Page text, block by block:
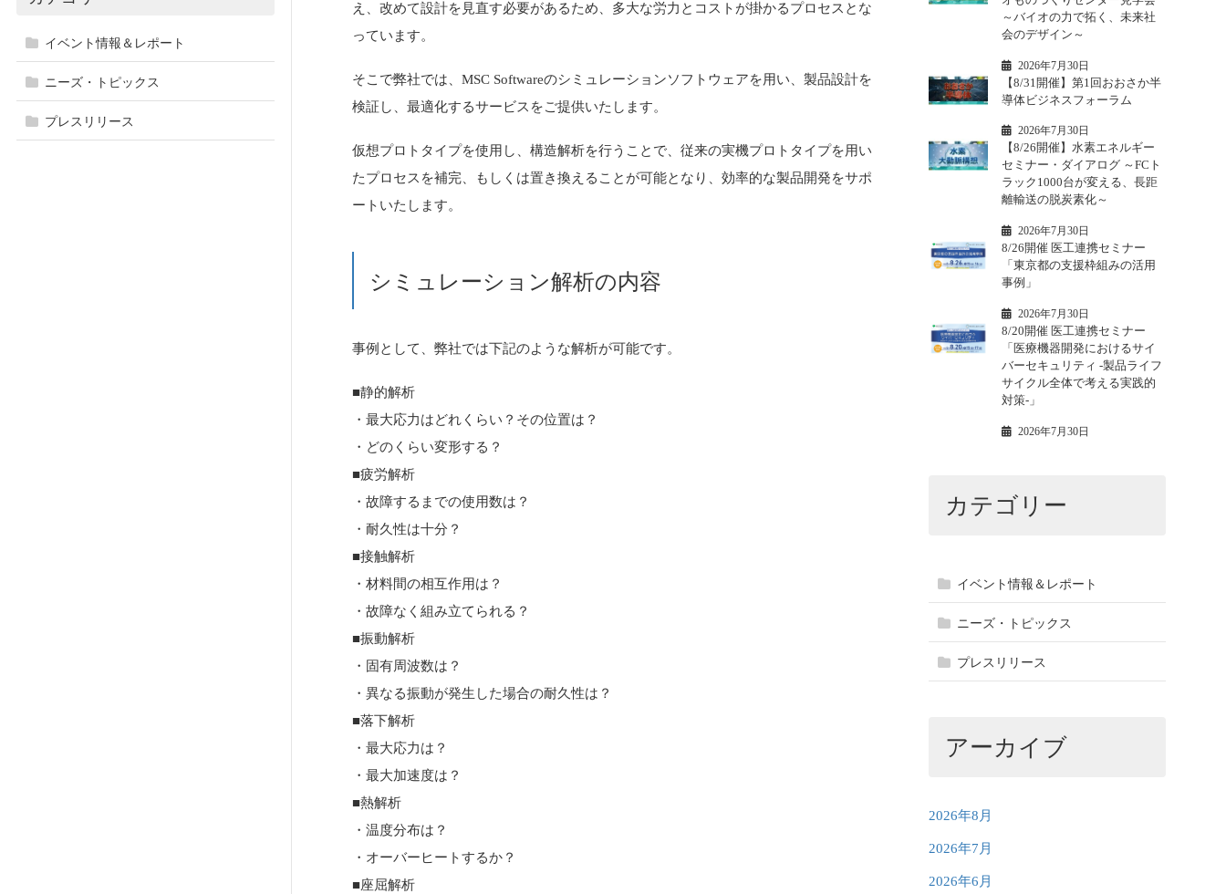
イベント情報＆レポート
ニーズ・トピックス
プレスリリース
え、改めて設計を見直す必要があるため、多大な労力とコストが掛かるプロセスとな
っています。
そこで弊社では、MSC Softwareのシミュレーションソフトウェアを用い、製品設計を
検証し、最適化するサービスをご提供いたします。
仮想プロトタイプを使用し、構造解析を行うことで、従来の実機プロトタイプを用い
たプロセスを補完、もしくは置き換えることが可能となり、効率的な製品開発をサポ
ートいたします。
シミュレーション解析の内容
事例として、弊社では下記のような解析が可能です。
■静的解析
・最大応力はどれくらい？その位置は？
・どのくらい変形する？
■疲労解析
・故障するまでの使用数は？
・耐久性は十分？
■接触解析
・材料間の相互作用は？
・故障なく組み立てられる？
■振動解析
・固有周波数は？
・異なる振動が発生した場合の耐久性は？
■落下解析
・最大応力は？
・最大加速度は？
■熱解析
・温度分布は？
・オーバーヒートするか？
■座屈解析
～バイオの力で拓く、未来社
会のデザイン～
2026年7月30日
【8/31開催】第1回おおさか半
導体ビジネスフォーラム
2026年7月30日
【8/26開催】水素エネルギー
セミナー・ダイアログ ～FCト
ラック1000台が変える、長距
離輸送の脱炭素化～
2026年7月30日
8/26開催 医工連携セミナー
「東京都の支援枠組みの活用
事例」
2026年7月30日
8/20開催 医工連携セミナー
「医療機器開発におけるサイ
バーセキュリティ -製品ライフ
サイクル全体で考える実践的
対策-」
2026年7月30日
カテゴリー
イベント情報＆レポート
ニーズ・トピックス
プレスリリース
アーカイブ
2026年8月
2026年7月
2026年6月